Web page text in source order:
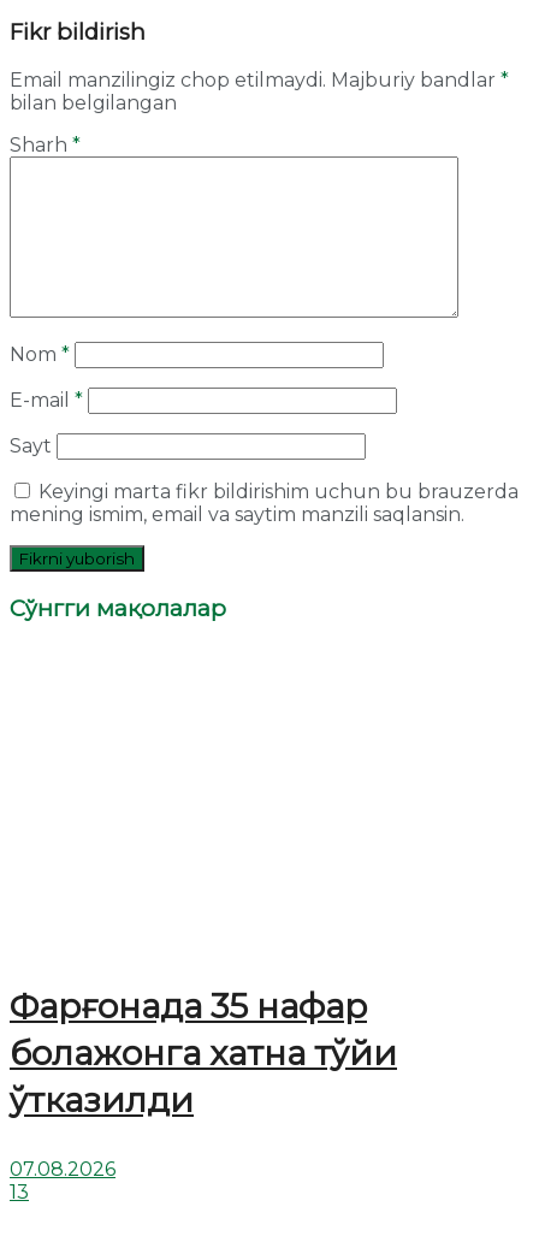
Fikr bildirish
Email manzilingiz chop etilmaydi. Majburiy bandlar *
bilan belgilangan
Sharh *
Nom *
E-mail *
Sayt
Keyingi marta fikr bildirishim uchun bu brauzerda
mening ismim, email va saytim manzili saqlansin.
Сўнгги мақолалар
Фарғонада 35 нафар
болажонга хатна тўйи
ўтказилди
07.08.2026
13